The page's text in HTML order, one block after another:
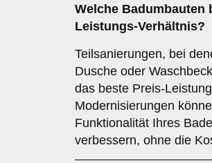
Welche Badumbauten
Leistungs-Verhältnis?
Teilsanierungen, bei
Dusche oder
das beste Preis-
Modernisierungen
Funktionalität Ihres
verbessern, ohne die